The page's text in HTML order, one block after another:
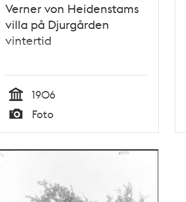
Verner von Heidenstams
villa på Djurgården
vintertid
Tid
1906
Foto